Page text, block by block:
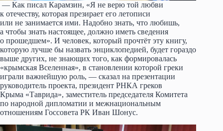
— Как писал Карамзин, «Я не верю той любви
к отечеству, которая презирает его летописи
или не занимается ими. Надобно знать, что любишь,
а чтобы знать настоящее, должно иметь сведения
о прошедшем». И человек, который прочтёт эту книгу,
которую лучше бы назвать энциклопедией, будет гораздо
выше других, не знающих того, как формировалась
«крымская Вселенная», в становлении которой греки
играли важнейшую роль, — сказал на презентации
руководитель проекта, президент РНКА греков
Крыма «Таврида», заместитель председателя Комитета
по народной дипломатии и межнациональным
отношениям Госсовета РК Иван Шонус.